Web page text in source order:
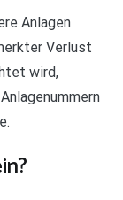
Anlagen
Verlust
wird,